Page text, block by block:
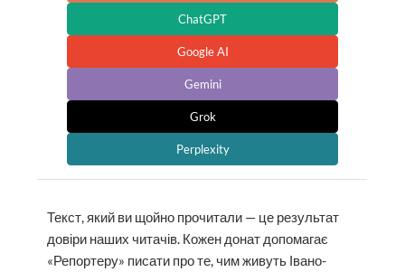
ChatGPT
Google AI
Gemini
Grok
Perplexity
Текст, який ви щойно прочитали — це результат
довіри наших читачів. Кожен донат допомагає
«Репортеру» писати про те, чим живуть Івано-